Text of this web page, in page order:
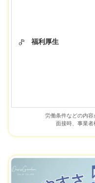
福利厚生
労働条件などの内容
面接時、事業者